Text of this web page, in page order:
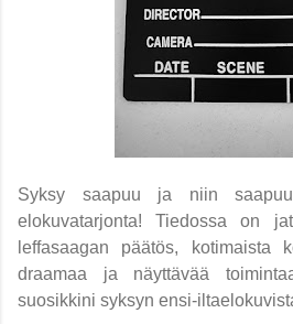
Syksy saapuu ja niin
elokuvatarjonta! Tiedossa on
leffasaagan päätös, kotimaista
draamaa ja näyttävää
suosikkini syksyn ensi-